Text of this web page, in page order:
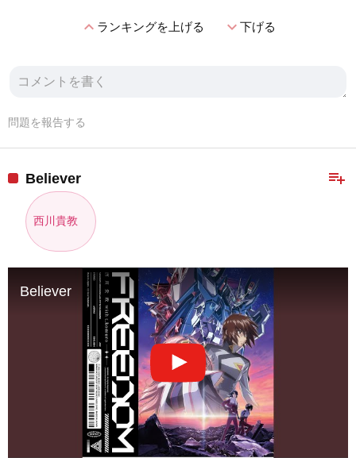
expand_lessランキングを上げる expand_more下げる
問題を報告する
playlist_add
Believer
西川貴教
Believer